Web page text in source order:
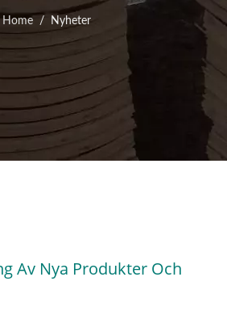
Home / Nyheter
Av Nya Produkter Och